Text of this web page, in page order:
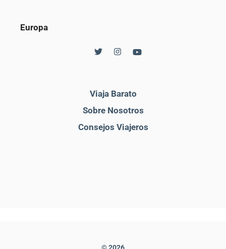
Europa
Viaja Barato
Sobre Nosotros
Consejos Viajeros
© 2026